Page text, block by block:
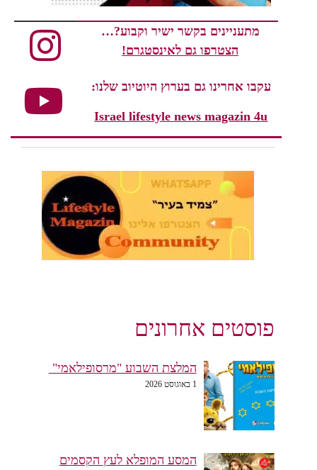
מתעניינים בקשר ישיר וקבוע?…
הצטרפו גם לאינסטגרם!
עקבו אחרינו גם בערוץ היוטיוב שלנו:
Israel lifestyle news magazin 4u
פוסטים אחרונים
המלצת השבוע "מרסופילאמי"
1 באוגוסט 2026
המסע המופלא לעץ הקסמים